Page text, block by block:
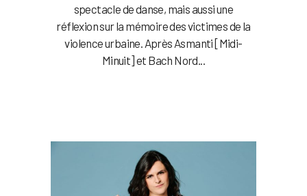
spectacle de danse, mais aussi une
réflexion sur la mémoire des victimes de la
violence urbaine. Après Asmanti [Midi-
Minuit] et Bach Nord...